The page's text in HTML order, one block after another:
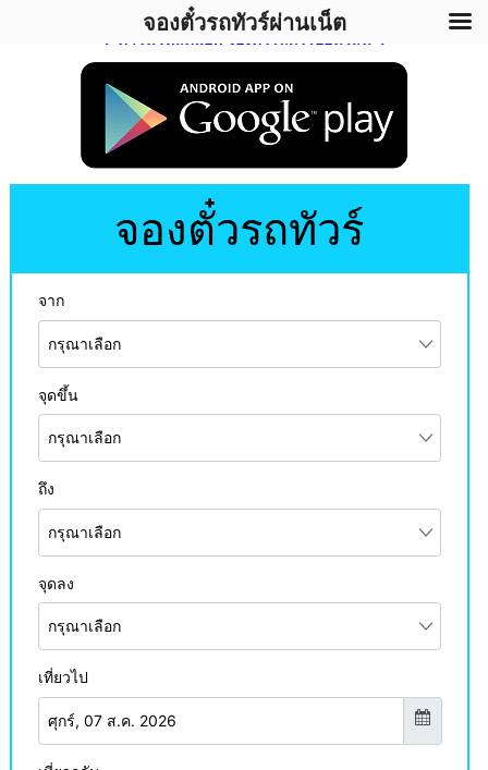
จองตั๋วรถทัวร์
จองตั๋วรถทัวร์ผ่านเน็ต